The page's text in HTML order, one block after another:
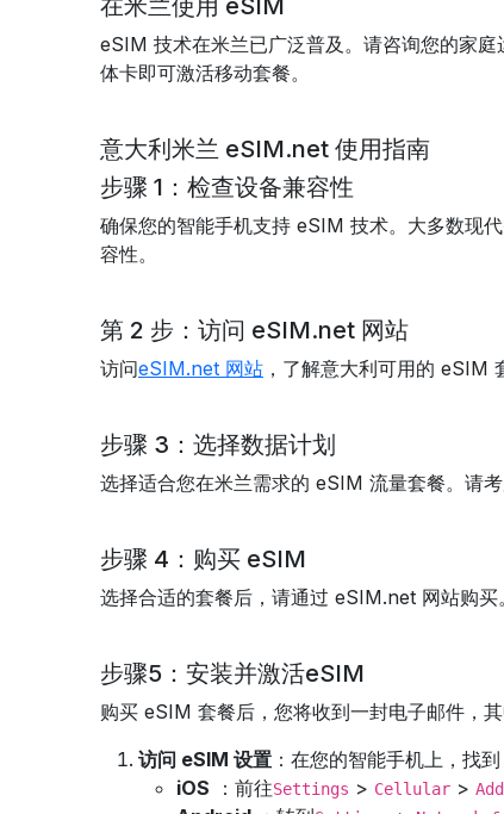
在米兰使用 eSIM
eSIM 技术在米兰已广泛普及。请咨询您的家
体卡即可激活移动套餐。
意大利米兰 eSIM.net 使用指南
步骤 1：检查设备兼容性
确保您的智能手机支持 eSIM 技术。大多数现
容性。
第 2 步：访问 eSIM.net 网站
访问eSIM.net 网站 ，了解意大利可用的 eSIM
步骤 3：选择数据计划
选择适合您在米兰需求的 eSIM 流量套餐。请
步骤 4：购买 eSIM
选择合适的套餐后，请通过 eSIM.net 网站购
步骤5：安装并激活eSIM
购买 eSIM 套餐后，您将收到一封电子邮件，
访问 eSIM 设置 ：在您的智能手机上，找
iOS ：前往Settings > Cellular >